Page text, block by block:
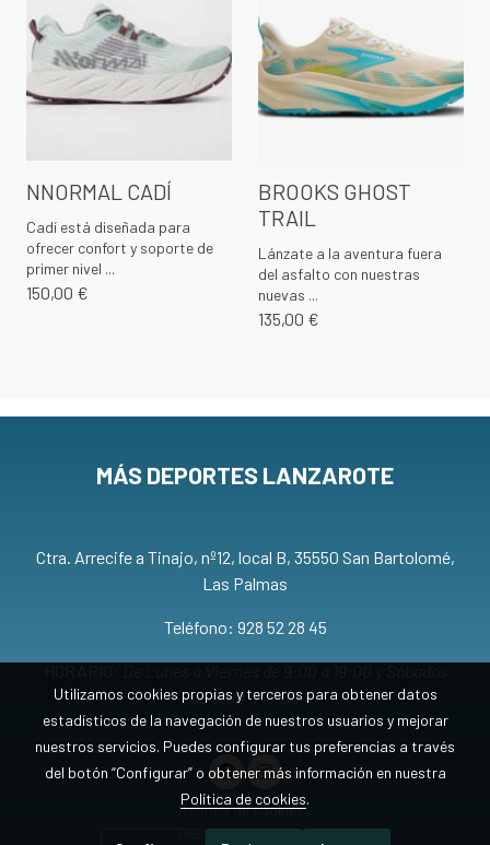
NNORMAL CADÍ
Cadí está diseñada para
ofrecer confort y soporte de
primer nivel ...
150,00 €
BROOKS GHOST
TRAIL
Lánzate a la aventura fuera
del asfalto con nuestras
nuevas ...
135,00 €
MÁS DEPORTES LANZAROTE
Ctra. Arrecife a Tinajo, nº12, local B, 35550 San Bartolomé,
Las Palmas
Teléfono: 928 52 28 45
de 9:00 a 13:00
Política de cookies
Gestión de cookies
Utilizamos cookies propias y terceros para obtener datos
estadísticos de la navegación de nuestros usuarios y mejorar
nuestros servicios. Puedes configurar tus preferencias a través
del botón “Configurar” o obtener más información en nuestra
Política de cookies.